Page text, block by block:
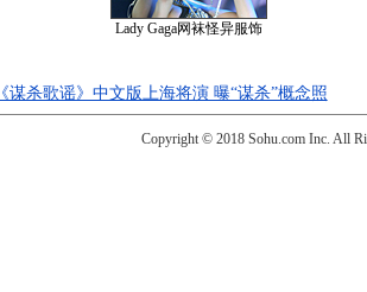
Lady Gaga网袜怪异服饰
《谋杀歌谣》中文版上海将演 曝“谋杀”概念照
Copyright © 2018 Sohu.com Inc. All